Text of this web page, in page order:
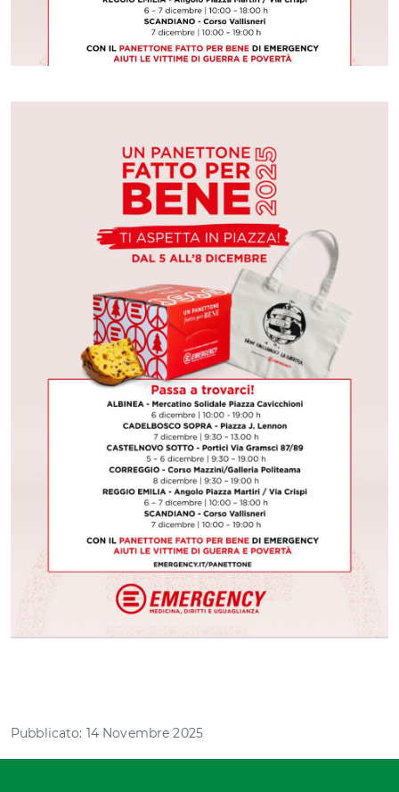
Pubblicato: 14 Novembre 2025